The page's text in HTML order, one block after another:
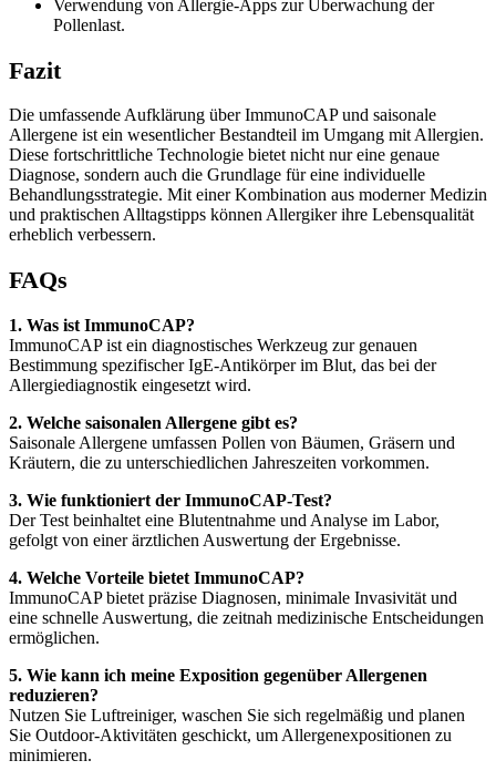
Verwendung von Allergie-Apps zur Überwachung der
Pollenlast.
Fazit
Die umfassende Aufklärung über ImmunoCAP und saisonale
Allergene ist ein wesentlicher Bestandteil im Umgang mit Allergien.
Diese fortschrittliche Technologie bietet nicht nur eine genaue
Diagnose, sondern auch die Grundlage für eine individuelle
Behandlungsstrategie. Mit einer Kombination aus moderner Medizin
und praktischen Alltagstipps können Allergiker ihre Lebensqualität
erheblich verbessern.
FAQs
1. Was ist ImmunoCAP?
ImmunoCAP ist ein diagnostisches Werkzeug zur genauen
Bestimmung spezifischer IgE-Antikörper im Blut, das bei der
Allergiediagnostik eingesetzt wird.
2. Welche saisonalen Allergene gibt es?
Saisonale Allergene umfassen Pollen von Bäumen, Gräsern und
Kräutern, die zu unterschiedlichen Jahreszeiten vorkommen.
3. Wie funktioniert der ImmunoCAP-Test?
Der Test beinhaltet eine Blutentnahme und Analyse im Labor,
gefolgt von einer ärztlichen Auswertung der Ergebnisse.
4. Welche Vorteile bietet ImmunoCAP?
ImmunoCAP bietet präzise Diagnosen, minimale Invasivität und
eine schnelle Auswertung, die zeitnah medizinische Entscheidungen
ermöglichen.
5. Wie kann ich meine Exposition gegenüber Allergenen
reduzieren?
Nutzen Sie Luftreiniger, waschen Sie sich regelmäßig und planen
Sie Outdoor-Aktivitäten geschickt, um Allergenexpositionen zu
minimieren.